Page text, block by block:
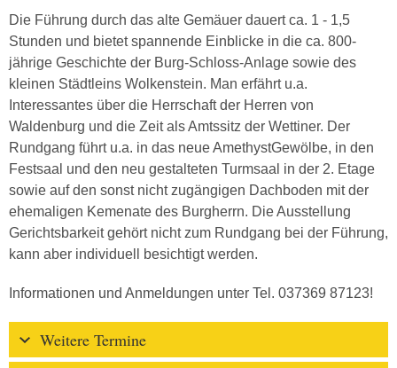
Die Führung durch das alte Gemäuer dauert ca. 1 - 1,5
Stunden und bietet spannende Einblicke in die ca. 800-
jährige Geschichte der Burg-Schloss-Anlage sowie des
kleinen Städtleins Wolkenstein. Man erfährt u.a.
Interessantes über die Herrschaft der Herren von
Waldenburg und die Zeit als Amtssitz der Wettiner. Der
Rundgang führt u.a. in das neue AmethystGewölbe, in den
Festsaal und den neu gestalteten Turmsaal in der 2. Etage
sowie auf den sonst nicht zugängigen Dachboden mit der
ehemaligen Kemenate des Burgherrn. Die Ausstellung
Gerichtsbarkeit gehört nicht zum Rundgang bei der Führung,
kann aber individuell besichtigt werden.
Informationen und Anmeldungen unter Tel. 037369 87123!
Weitere Termine